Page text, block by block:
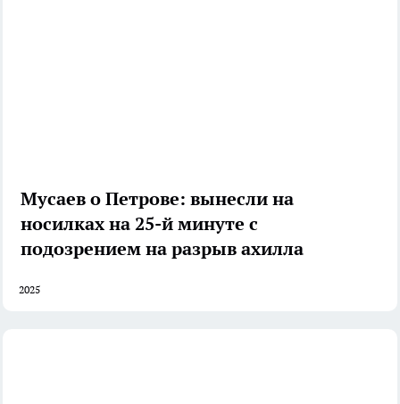
Мусаев о Петрове: вынесли на
носилках на 25-й минуте с
подозрением на разрыв ахилла
2025